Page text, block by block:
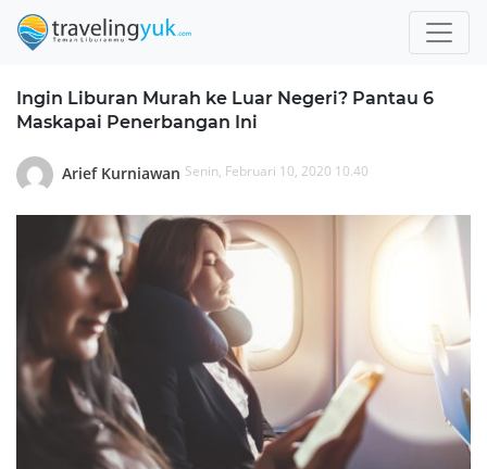
Ingin Liburan Murah ke Luar Negeri? Pantau 6
Maskapai Penerbangan Ini
Arief Kurniawan Senin, Februari 10, 2020 10.40